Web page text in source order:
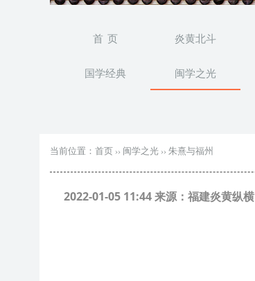
首 页 炎黄北斗
国学经典 闽学之光
当前位置： 首页 ›› 闽学之光 ›› 朱熹与福州
2022-01-05 11:44 来源：福建炎黄纵横